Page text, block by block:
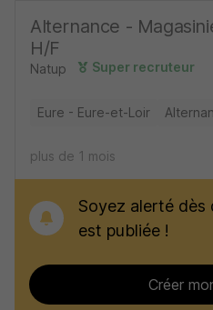
Alternance -
H/F
Natup Super recruteur
Eure - Eure-et-Loir
plus de 1 mois
Soyez alerté dès
est publiée !
Créer